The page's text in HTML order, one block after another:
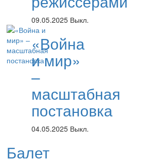
09.05.2025 Выкл.
«Война
и мир»
–
масштабная
постановка
04.05.2025 Выкл.
Балет